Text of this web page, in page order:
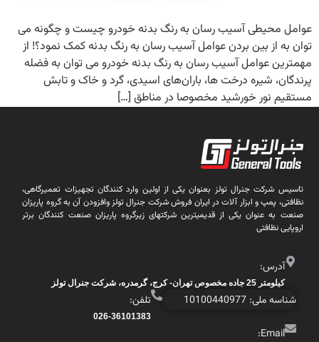
عوامل محیطی آسیب رسان به رنگ بدنه خودرو چیست و چگونه می
توان به از بین بردن عوامل آسیب رسان به رنگ بدنه کمک نمود؟! از
مهمترین عوامل آسیب رسان به رنگ بدنه خودرو می توان به فضله
پرندگان، شیره درخت ها، باران‌های اسیدی، گرد و خاک و تابش
مستقیم نور خورشید مخصوصا در مناطق […]
تاسیس شرکت جنرال تولز بعنوان یکی از اولین وارد کنندگان تجهیزات تعمیرگاهی،
نظافتی، پمپ و ابزار آلات در ایران فروش شرکت جنرال تولز وافزودن آن به گروه پاریزان
صنعت به عنوان یکی از قدیمیترین شرکتهای زیرگروه پاریزان صنعت کنندگان برتر
اروپایی نظافتی
آدرس:
کیلومتر 25 جاده مخصوص تهران- کرج، گرمدره، شرکت جنرال تولز
شناسه ملی: 10100440977 تلفن:
026-36101383
Email: